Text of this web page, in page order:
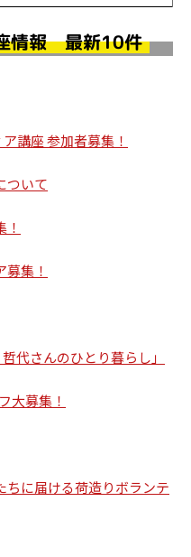
情報 最新10件
講座 参加者募集！
ついて
集！
代さんのひとり暮らし」
大募集！
ちに届ける荷造りボランテ